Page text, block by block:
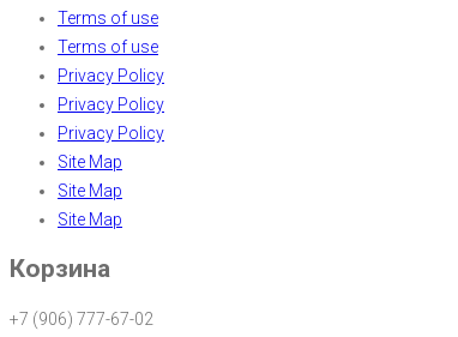
Terms of use
Terms of use
Privacy Policy
Privacy Policy
Privacy Policy
Site Map
Site Map
Site Map
Корзина
+7 (906) 777-67-02